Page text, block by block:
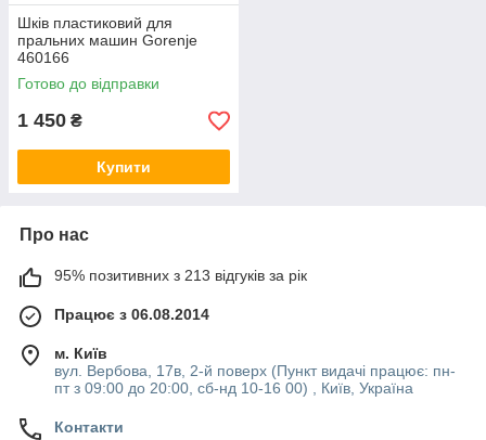
Шків пластиковий для
пральних машин Gorenje
460166
Готово до відправки
1 450 ₴
Купити
Про нас
95% позитивних з 213 відгуків за рік
Працює з 06.08.2014
м. Київ
вул. Вербова, 17в, 2-й поверх (Пункт видачі працює: пн-
пт з 09:00 до 20:00, сб-нд 10-16 00) , Київ, Україна
Контакти